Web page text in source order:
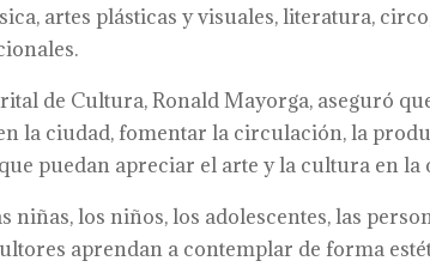
artes plásticas y visuales, literatura,
de Cultura, Ronald Mayorga, aseguró
la ciudad, fomentar la circulación, la
puedan apreciar el arte y la cultura en la
niñas, los niños, los adolescentes, las
aprendan a contemplar de forma